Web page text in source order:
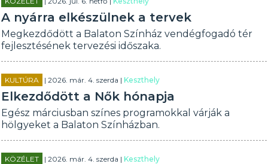
A nyárra elkészülnek a tervek
Megkezdődött a Balaton Színház vendégfogadó tér
fejlesztésének tervezési időszaka.
KULTÚRA | 2026. már. 4. szerda |Keszthely
Elkezdődött a Nők hónapja
Egész márciusban színes programokkal várják a
hölgyeket a Balaton Színházban.
KÖZÉLET | 2026. már. 4. szerda |Keszthely